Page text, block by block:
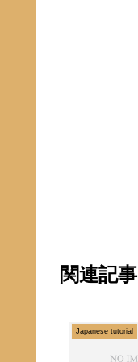
関連記事
Japanese tutorial